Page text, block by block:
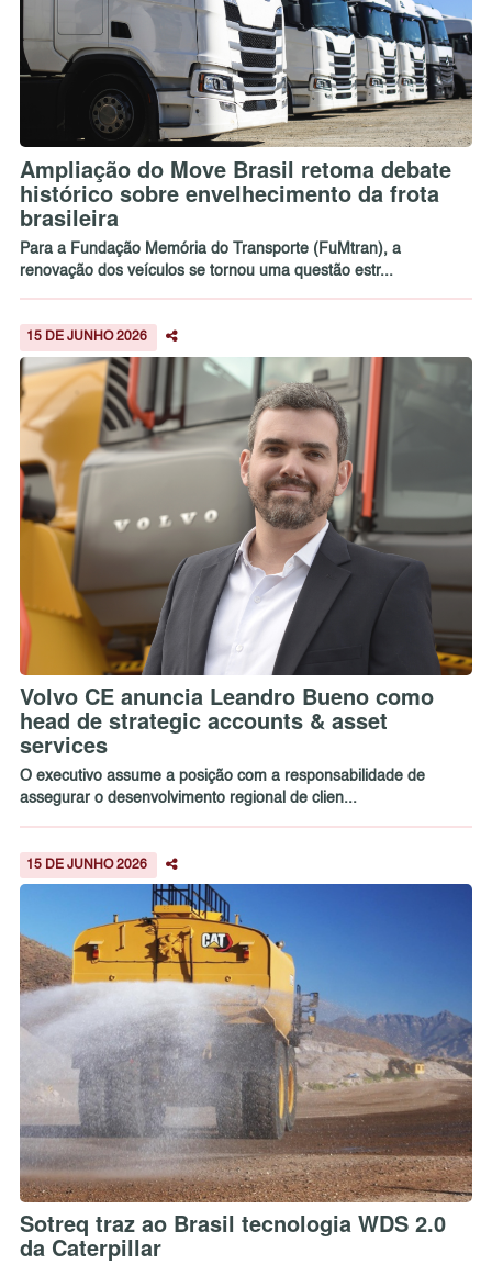
Ampliação do Move Brasil retoma debate
histórico sobre envelhecimento da frota
brasileira
Para a Fundação Memória do Transporte (FuMtran), a
renovação dos veículos se tornou uma questão estr...
15 DE JUNHO 2026
Volvo CE anuncia Leandro Bueno como
head de strategic accounts & asset
services
O executivo assume a posição com a responsabilidade de
assegurar o desenvolvimento regional de clien...
15 DE JUNHO 2026
Sotreq traz ao Brasil tecnologia WDS 2.0
da Caterpillar